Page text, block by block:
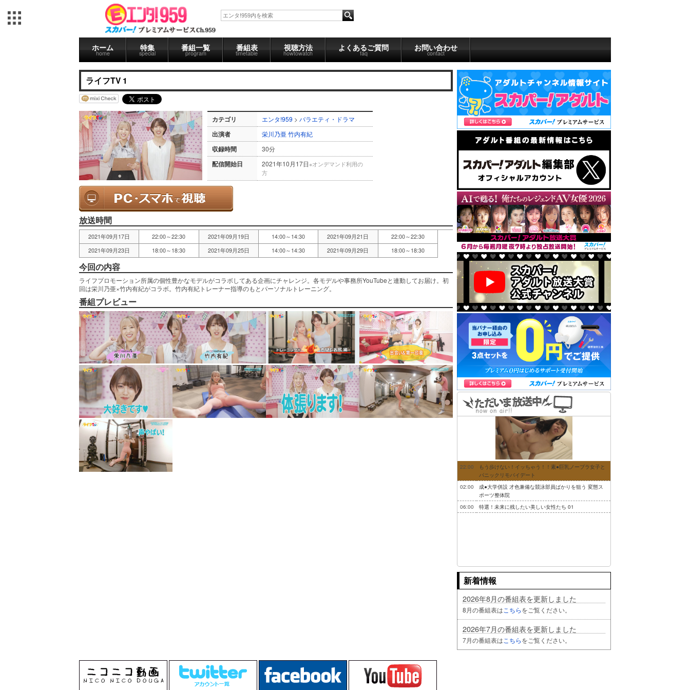
ホーム
home
特集
special
番組一覧
program
番組表
timetable
視聴方法
howtowatch
よくあるご質問
faq
お問い合わせ
contact
ライフTV 1
カテゴリ エンタ!959 > バラエティ・ドラマ
出演者 栄川乃亜 竹内有紀
収録時間 30分
配信開始日 2021年10月17日※オンデマンド利用の
方
放送時間
2021年09月17日 22:00～22:30 2021年09月19日 14:00～14:30 2021年09月21日
22:00～22:30
2021年09月23日
18:00～18:30 2021年09月25日 14:00～14:30 2021年09月29日 18:00～18:30
今回の内容
ライフプロモーション所属の個性豊かなモデルがコラボしてある企画にチャレンジ。各モデルや事務所YouTubeと連動してお届け。初
回は栄川乃亜×竹内有紀がコラボ。竹内有紀トレーナー指導のもとパーソナルトレーニング。
番組プレビュー
22:00
もう歩けない！イッちゃう！！素●巨乳ノーブラ女子と
パニックリモバイデート
02:00
成●大学併設 才色兼備な競泳部員ばかりを狙う 変態ス
ポーツ整体院
06:00
特選！未来に残したい美しい女性たち 01
新着情報
2026年8月の番組表を更新しました
8月の番組表は こちらをご覧ください。
2026年7月の番組表を更新しました
7月の番組表は こちらをご覧ください。